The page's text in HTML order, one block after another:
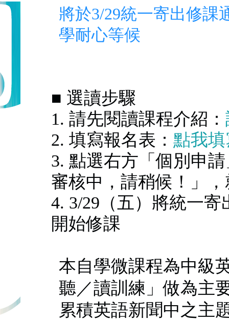
將於3/29統一寄出修課
學耐心等候
■ 選讀步驟
1. 請先閱讀課程介紹：
2. 填寫報名表： 點我
3. 點選右方「個別申
審核中，請稍候！」
4. 3/29（五）將統一
開始修課
本自學微課程為中級
聽／讀訓練」做為主
累積英語新聞中之主